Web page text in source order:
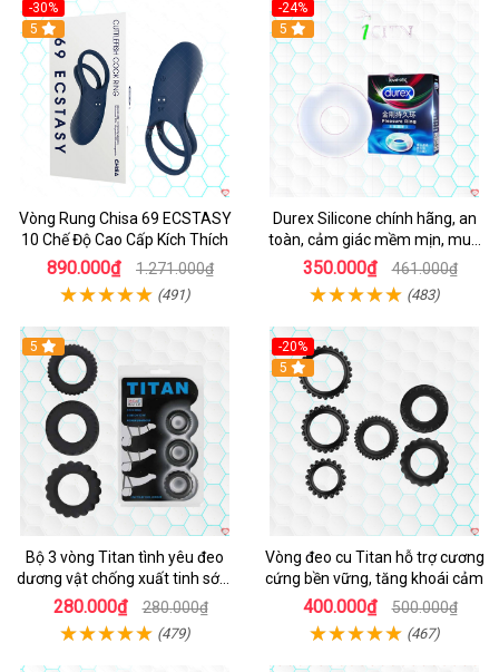
-30%
Hot
5
Vòng Rung Chisa 69 ECSTASY
10 Chế Độ Cao Cấp Kích Thích
890.000₫ 1.271.000₫
(491)
-24%
5
Durex Silicone chính hãng, an
toàn, cảm giác mềm mịn, mua
ngay
350.000₫ 461.000₫
(483)
5
Bộ 3 vòng Titan tình yêu đeo
dương vật chống xuất tinh sớm
chất liệu silicon y tế
280.000₫ 280.000₫
(479)
-20%
Hot
5
Vòng đeo cu Titan hỗ trợ cương
cứng bền vững, tăng khoái cảm
400.000₫ 500.000₫
(467)